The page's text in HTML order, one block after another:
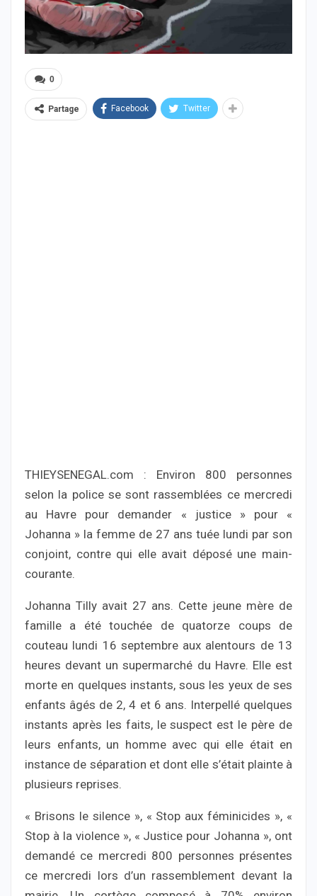
0
Partage Facebook Twitter
THIEYSENEGAL.com : Environ 800 personnes
selon la police se sont rassemblées ce mercredi
au Havre pour demander « justice » pour «
Johanna » la femme de 27 ans tuée lundi par son
conjoint, contre qui elle avait déposé une main-
courante.
Johanna Tilly avait 27 ans. Cette jeune mère de
famille a été touchée de quatorze coups de
couteau lundi 16 septembre aux alentours de 13
heures devant un supermarché du Havre. Elle est
morte en quelques instants, sous les yeux de ses
enfants âgés de 2, 4 et 6 ans. Interpellé quelques
instants après les faits, le suspect est le père de
leurs enfants, un homme avec qui elle était en
instance de séparation et dont elle s’était plainte à
plusieurs reprises.
« Brisons le silence », « Stop aux féminicides », «
Stop à la violence », « Justice pour Johanna », ont
demandé ce mercredi 800 personnes présentes
ce mercredi lors d’un rassemblement devant la